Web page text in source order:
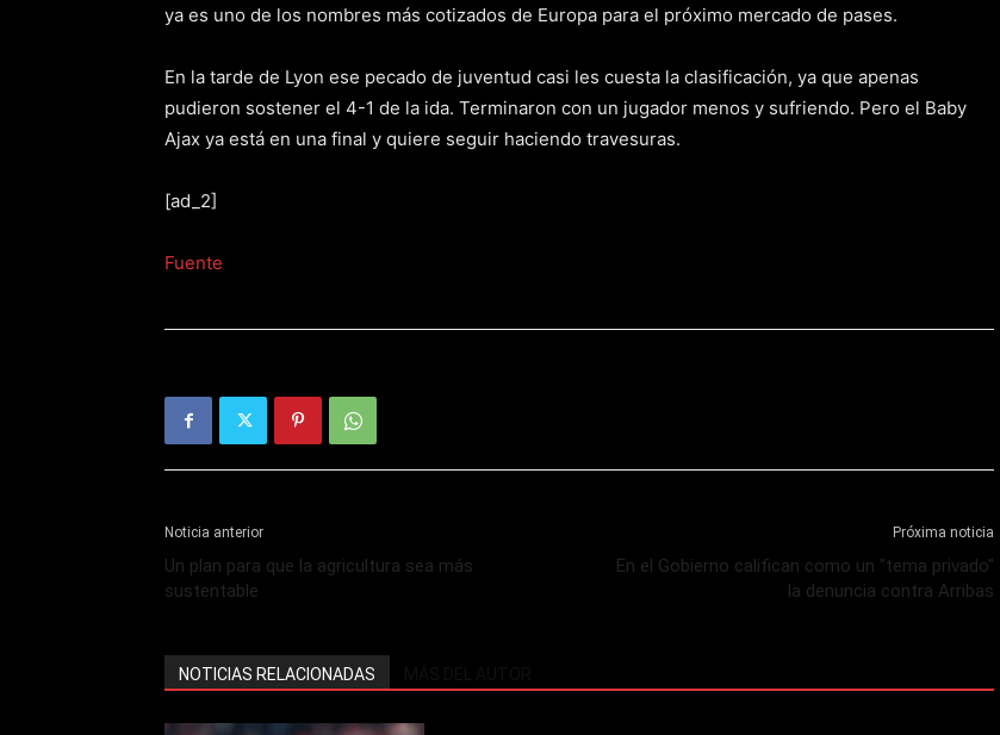
ya es uno de los nombres más cotizados de Europa para el próximo mercado de pases.
En la tarde de Lyon ese pecado de juventud casi les cuesta la clasificación, ya que apenas
pudieron sostener el 4-1 de la ida. Terminaron con un jugador menos y sufriendo. Pero el Baby
Ajax ya está en una final y quiere seguir haciendo travesuras.
[ad_2]
Fuente
Noticia anterior
Un plan para que la agricultura sea más
sustentable
Próxima noticia
En el Gobierno califican como un "tema privado"
la denuncia contra Arribas
NOTICIAS RELACIONADAS